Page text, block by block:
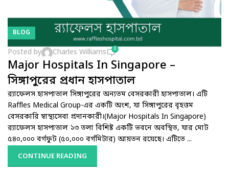
BLOG
Posted by Charles Williams 0
Major Hospitals In Singapore –
সিঙ্গাপুরের প্রধান হাসপাতাল
র‌্যাফেলস হাসপাতাল সিঙ্গাপুরের অন্যতম বেসরকারী হাসপাতাল। এটি
Raffles Medical Group-এর একটি অংশ, যা সিঙ্গাপুরের বৃহত্তম
বেসরকারি স্বাস্থ্যসেবা প্রদানকারী।(Major Hospitals In Singapore)
র‌্যাফেলস হাসপাতাল ১৩ তলা বিশিষ্ট একটি ভবনে অবস্থিত, যার মোট
৫৪০,০০০ বর্গফুট (৫০,০০০ বর্গমিটার) আয়তন রয়েছে। এটিতে ...
CONTINUE READING